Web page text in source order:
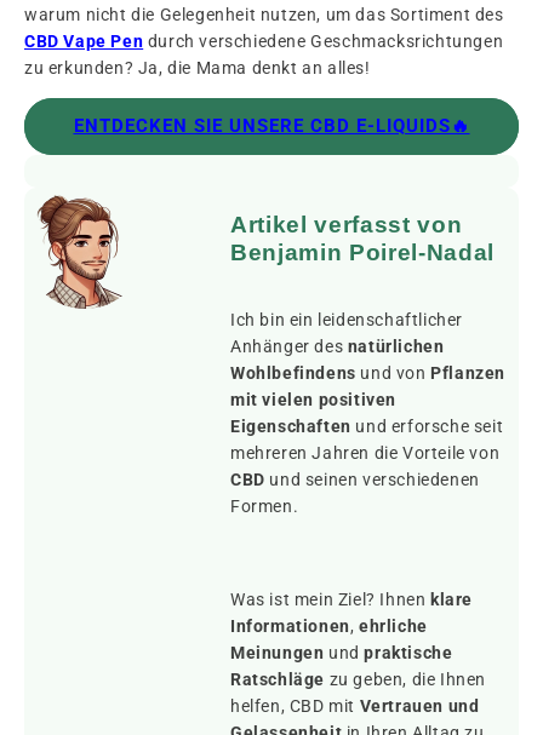
warum nicht die Gelegenheit nutzen, um das Sortiment des
CBD Vape Pen durch verschiedene Geschmacksrichtungen
zu erkunden? Ja, die Mama denkt an alles!
ENTDECKEN SIE UNSERE CBD E-LIQUIDS🔥
Artikel verfasst von
Benjamin Poirel-Nadal
Ich bin ein leidenschaftlicher
Anhänger des natürlichen
Wohlbefindens und von Pflanzen
mit vielen positiven
Eigenschaften und erforsche seit
mehreren Jahren die Vorteile von
CBD und seinen verschiedenen
Formen.
Was ist mein Ziel? Ihnen klare
Informationen,ehrliche
Meinungen undpraktische
Ratschläge zu geben, die Ihnen
helfen, CBD mit Vertrauen und